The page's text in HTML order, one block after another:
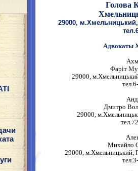
Голова
29000,
Адвокаты
Фаріт
29000,
Дмитро
29000,
Михайло
29000, м.Хмельницький,